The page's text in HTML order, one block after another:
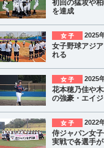
初回の猛攻や
を達成
2025
女子野球アジ
れる
2025
花本穂乃佳や
の強豪・エイ
2022
侍ジャパン女
実戦で各選手